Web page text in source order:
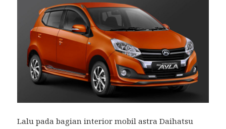
Lalu pada bagian interior mobil astra Daihatsu